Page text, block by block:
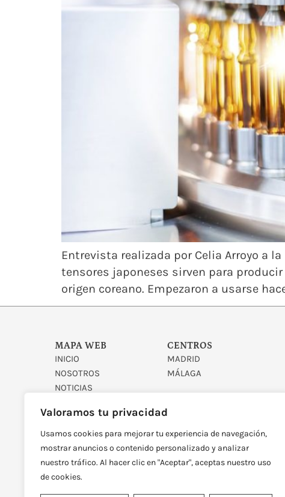
Valoramos tu privacidad
Usamos cookies para mejorar tu experiencia de navegación,
mostrar anuncios o contenido personalizado y analizar
nuestro tráfico. Al hacer clic en "Aceptar", aceptas nuestro uso
de cookies.
Entrevista realizada por Celia Arroyo a
tensores japoneses sirven para
origen coreano. Empezaron a usarse
MAPA WEB
INICIO
NOSOTROS
NOTICIAS
CENTROS
MADRID
MÁLAGA